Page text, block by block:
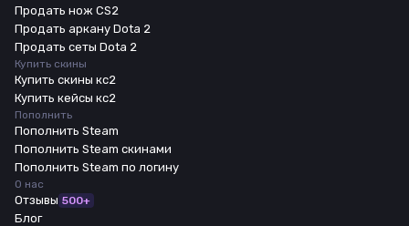
Продать нож CS2
Продать аркану Dota 2
Продать сеты Dota 2
Купить скины
Купить скины кс2
Купить кейсы кс2
Пополнить
Пополнить Steam
Пополнить Steam скинами
Пополнить Steam по логину
О нас
Отзывы 500+
Блог